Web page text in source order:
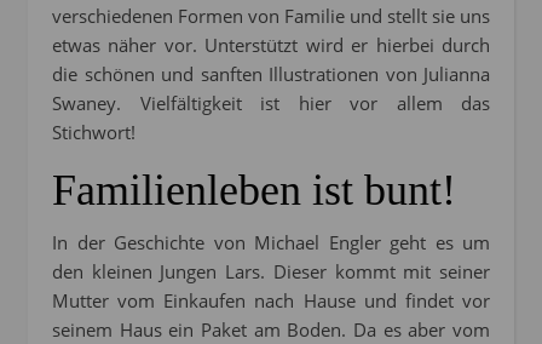
verschiedenen Formen von Familie und stellt sie uns
etwas näher vor. Unterstützt wird er hierbei durch
die schönen und sanften Illustrationen von Julianna
Swaney. Vielfältigkeit ist hier vor allem das
Stichwort!
Familienleben ist bunt!
In der Geschichte von Michael Engler geht es um
den kleinen Jungen Lars. Dieser kommt mit seiner
Mutter vom Einkaufen nach Hause und findet vor
seinem Haus ein Paket am Boden. Da es aber vom